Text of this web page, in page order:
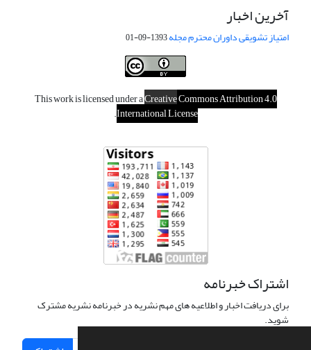
آخرین اخبار
امتیاز تشویقی داوران محترم مجله1393-09-01
This work is licensed under aCreativeCommons Attribution 4.0
International License
.
اشتراک خبرنامه
برای دریافت اخبار و اطلاعیه های مهم نشریه در خبرنامه نشریه مشترک
شوید.